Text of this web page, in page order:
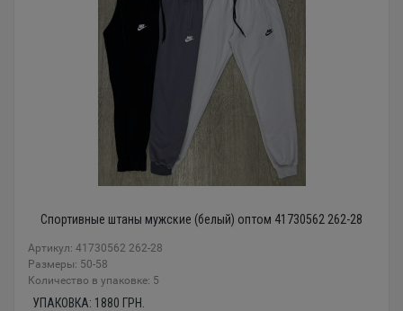
Спортивные штаны мужские (белый) оптом 41730562 262-28
Артикул: 41730562 262-28
Размеры: 50-58
Количество в упаковке: 5
УПАКОВКА: 1880 ГРН.